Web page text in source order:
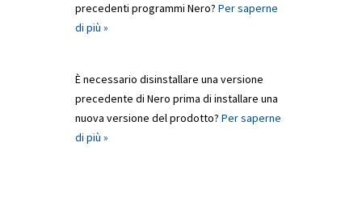
precedenti programmi Nero? Per saperne
di più »
È necessario disinstallare una versione
precedente di Nero prima di installare una
nuova versione del prodotto? Per saperne
di più »